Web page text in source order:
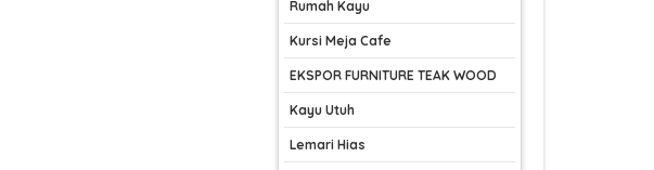
Rumah Kayu
Kursi Meja Cafe
EKSPOR FURNITURE TEAK WOOD
Kayu Utuh
Lemari Hias